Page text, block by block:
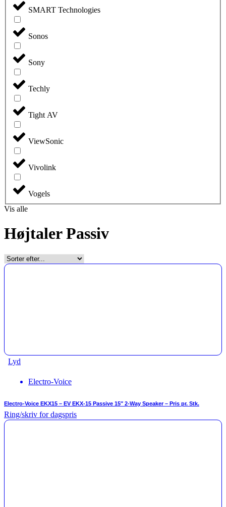
SMART Technologies
Sonos
Sony
Techly
Tight AV
ViewSonic
Vivolink
Vogels
Vis alle
Højtaler Passiv
Lyd
Electro-Voice
Electro-Voice EKX15 – EV EKX-15 Passive 15″ 2-Way Speaker – Pris pr. Stk.
Ring/skriv for dagspris